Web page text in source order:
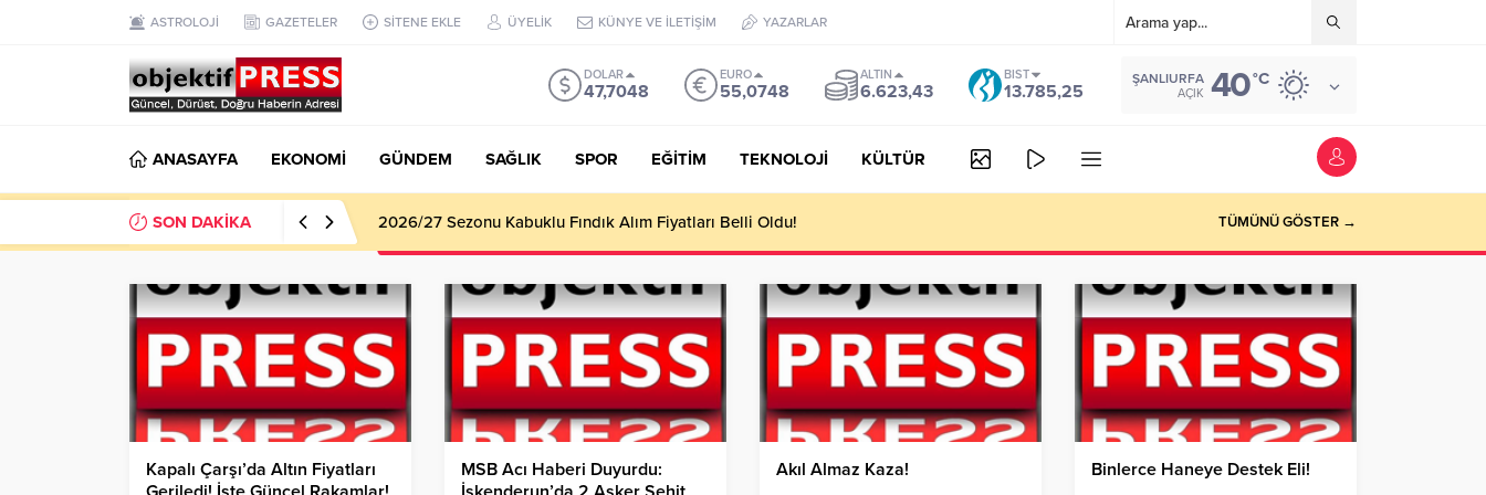
ASTROLOJİ GAZETELER SİTENE EKLE ÜYELİK KÜNYE VE İLETİŞİM YAZARLAR
DOLAR
47,7048
EURO
55,0748
ALTIN
6.623,43
BIST
13.785,25
ŞANLIURFA
AÇIK 40°C
ANASAYFA EKONOMİ GÜNDEM SAĞLIK SPOR EĞİTİM TEKNOLOJİ KÜLTÜR
SON DAKİKA Haliliye Belediyesi Her Gün 4 Bin 898 Kişiye Sıcak Yemek Ulaştırıyor! TÜMÜNÜ GÖSTER →
Kapalı Çarşı’da Altın Fiyatları
MSB Acı Haberi Duyurdu:
Akıl Almaz Kaza! Binlerce Haneye Destek Eli!